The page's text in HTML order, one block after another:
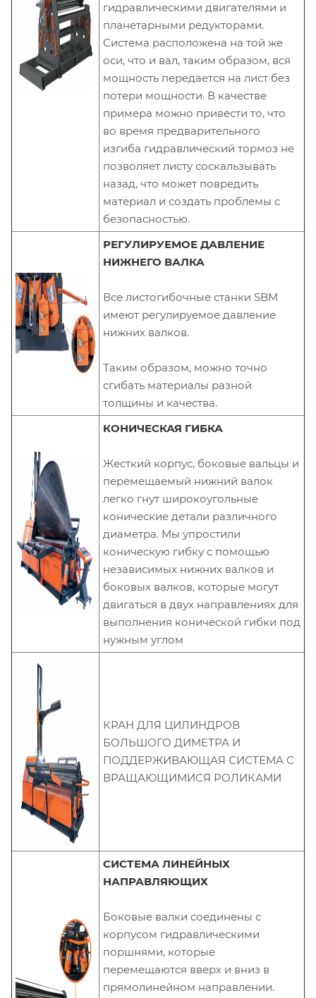
гидравлическими двигателями и
планетарными редукторами.
Система расположена на той же
оси, что и вал, таким образом, вся
мощность передается на лист без
потери мощности. В качестве
примера можно привести то, что
во время предварительного
изгиба гидравлический тормоз не
позволяет листу соскальзывать
назад, что может повредить
материал и создать проблемы с
безопасностью.
РЕГУЛИРУЕМОЕ ДАВЛЕНИЕ
НИЖНЕГО ВАЛКА
Все листогибочные станки SBM
имеют регулируемое давление
нижних валков.
Таким образом, можно точно
сгибать материалы разной
толщины и качества.
КОНИЧЕСКАЯ ГИБКА
Жесткий корпус, боковые вальцы и
перемещаемый нижний валок
легко гнут широкоугольные
конические детали различного
диаметра. Мы упростили
коническую гибку с помощью
независимых нижних валков и
боковых валков, которые могут
двигаться в двух направлениях для
выполнения конической гибки под
нужным углом
КРАН ДЛЯ ЦИЛИНДРОВ
БОЛЬШОГО ДИМЕТРА И
ПОДДЕРЖИВАЮЩАЯ СИСТЕМА С
ВРАЩАЮЩИМИСЯ РОЛИКАМИ
СИСТЕМА ЛИНЕЙНЫХ
НАПРАВЛЯЮЩИХ
Боковые валки соединены с
корпусом гидравлическими
поршнями, которые
перемещаются вверх и вниз в
прямолинейном направлении.